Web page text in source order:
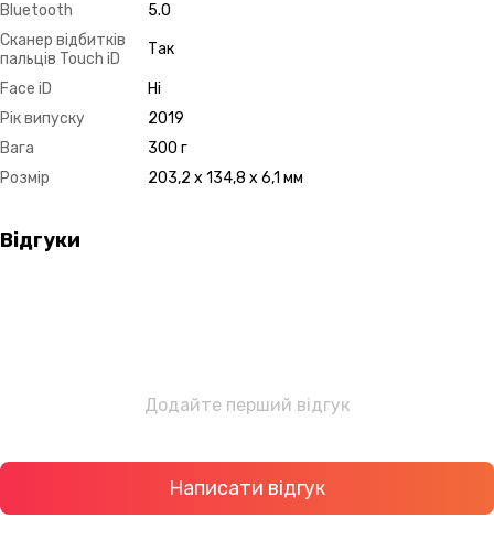
Bluetooth
5.0
Сканер відбитків
пальців Touch iD
Так
Face iD
Ні
Рік випуску
2019
Вага
300 г
Розмір
203,2 x 134,8 x 6,1 мм
Відгуки
Додайте перший відгук
Написати відгук